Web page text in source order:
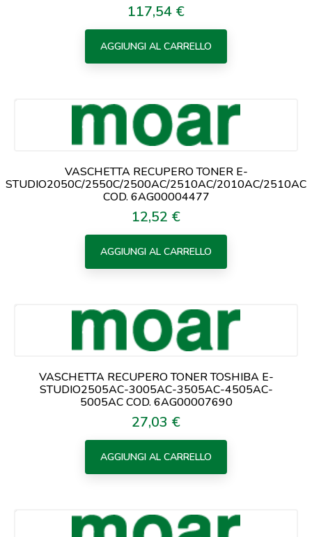
Prezzo
117,54 €
AGGIUNGI AL CARRELLO
VASCHETTA RECUPERO TONER E-
STUDIO2050C/2550C/2500AC/2510AC/2010AC/2510AC
COD. 6AG00004477
Prezzo
12,52 €
AGGIUNGI AL CARRELLO
VASCHETTA RECUPERO TONER TOSHIBA E-
STUDIO2505AC-3005AC-3505AC-4505AC-
5005AC COD. 6AG00007690
Prezzo
27,03 €
AGGIUNGI AL CARRELLO